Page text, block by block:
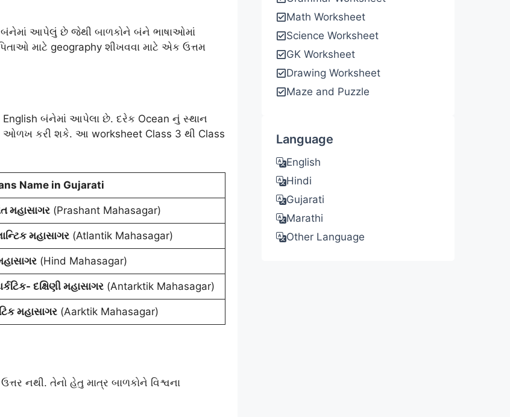
બંનેમાં આપેલું છે જેથી બાળકોને બંને ભાષાઓમાં
માટે geography શીખવવા માટે એક ઉત્તમ
બંનેમાં આપેલા છે. દરેક Ocean નું સ્થાન
ઓળખ કરી શકે. આ worksheet Class 3 થી Class
Name in Gujarati
મહાસાગર(Prashant Mahasagar)
મહાસાગર(Atlantik Mahasagar)
(Hind Mahasagar)
દક્ષિણી મહાસાગર(Antarktik Mahasagar)
મહાસાગર(Aarktik Mahasagar)
નથી. તેનો હેતુ માત્ર બાળકોને વિશ્વના
Math Worksheet
Science Worksheet
GK Worksheet
Drawing Worksheet
Maze and Puzzle
Language
English
Hindi
Gujarati
Marathi
Other Language